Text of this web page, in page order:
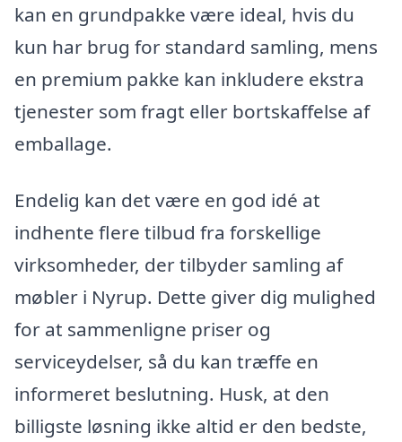
kan en grundpakke være ideal, hvis du
kun har brug for standard samling, mens
en premium pakke kan inkludere ekstra
tjenester som fragt eller bortskaffelse af
emballage.
Endelig kan det være en god idé at
indhente flere tilbud fra forskellige
virksomheder, der tilbyder samling af
møbler i Nyrup. Dette giver dig mulighed
for at sammenligne priser og
serviceydelser, så du kan træffe en
informeret beslutning. Husk, at den
billigste løsning ikke altid er den bedste,